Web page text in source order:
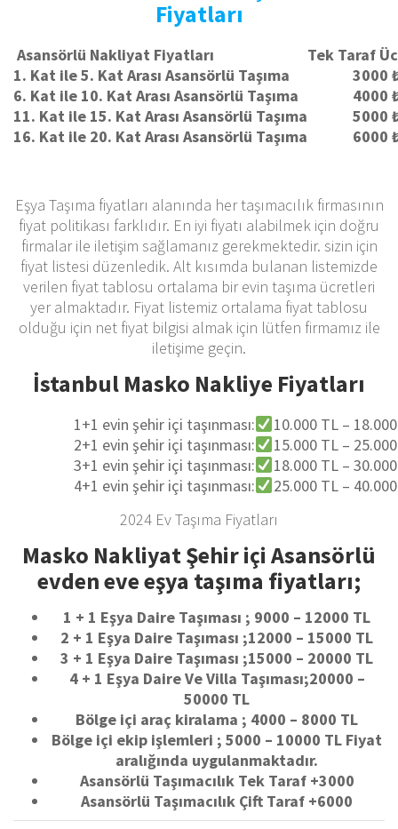
Fiyatları
Asansörlü Nakliyat Fiyatları
Tek Taraf
1. Kat ile 5. Kat Arası Asansörlü Taşıma
3000
6. Kat ile 10. Kat Arası Asansörlü Taşıma
4000
11. Kat ile 15. Kat Arası Asansörlü Taşıma
5000
16. Kat ile 20. Kat Arası Asansörlü Taşıma
6000
Eşya Taşıma fiyatları alanında her taşımacılık firmasının
fiyat politikası farklıdır. En iyi fiyatı alabilmek için doğru
firmalar ile iletişim sağlamanız gerekmektedir. sizin için
fiyat listesi düzenledik. Alt kısımda bulanan listemizde
verilen fiyat tablosu ortalama bir evin taşıma ücretleri
yer almaktadır. Fiyat listemiz ortalama fiyat tablosu
olduğu için net fiyat bilgisi almak için lütfen firmamız ile
iletişime geçin.
İstanbul Masko Nakliye Fiyatları
1+1 evin şehir içi taşınması:
10.000 TL –
2+1 evin şehir içi taşınması:
15.000 TL –
3+1 evin şehir içi taşınması:
18.000 TL –
4+1 evin şehir içi taşınması:
25.000 TL –
2024 Ev Taşıma Fiyatları
Masko Nakliyat Şehir içi Asansörlü
evden eve eşya taşıma fiyatları;
1 + 1 Eşya Daire Taşıması ; 9000 – 12000 TL
2 + 1 Eşya Daire Taşıması ;12000 – 15000 TL
3 + 1 Eşya Daire Taşıması ;15000 – 20000 TL
4 + 1 Eşya Daire Ve Villa Taşıması;20000 –
50000 TL
Bölge içi araç kiralama ; 4000 – 8000 TL
Bölge içi ekip işlemleri ; 5000 – 10000 TL Fiyat
aralığında uygulanmaktadır.
Asansörlü Taşımacılık Tek Taraf +3000
Asansörlü Taşımacılık Çift Taraf +6000